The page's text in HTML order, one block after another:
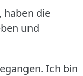
haben die
und
Ich bin